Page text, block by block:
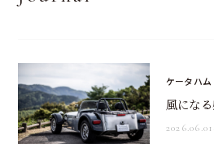
ケータハ
風にな
2026.06.01